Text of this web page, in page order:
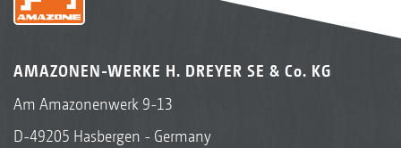
AMAZONEN-WERKE H. DREYER SE & Co. KG
Am Amazonenwerk 9-13
D-49205 Hasbergen - Germany